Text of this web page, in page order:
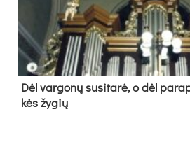
Dėl var­go­nų su­si­ta­rė, o dėl
kės žy­gių